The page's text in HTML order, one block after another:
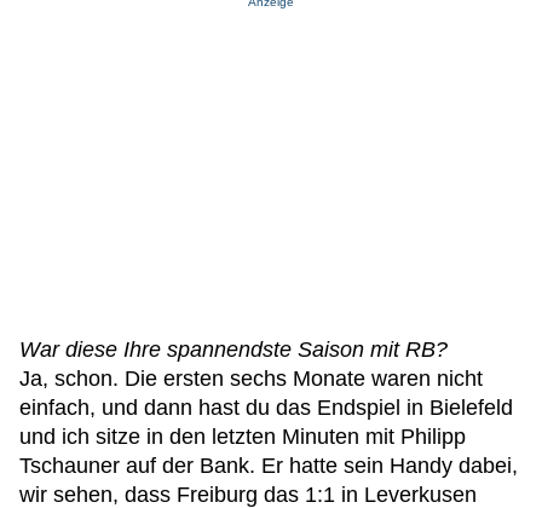
War diese Ihre spannendste Saison mit RB?
Ja, schon. Die ersten sechs Monate waren nicht
einfach, und dann hast du das Endspiel in Bielefeld
und ich sitze in den letzten Minuten mit Philipp
Tschauner auf der Bank. Er hatte sein Handy dabei,
wir sehen, dass Freiburg das 1:1 in Leverkusen